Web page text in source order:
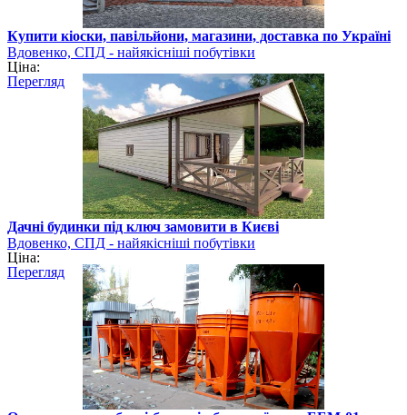
Купити кіоски, павільйони, магазини, доставка по Україні
Вдовенко, СПД - найякісніші побутівки
Ціна:
Перегляд
Дачні будинки під ключ замовити в Києві
Вдовенко, СПД - найякісніші побутівки
Ціна:
Перегляд